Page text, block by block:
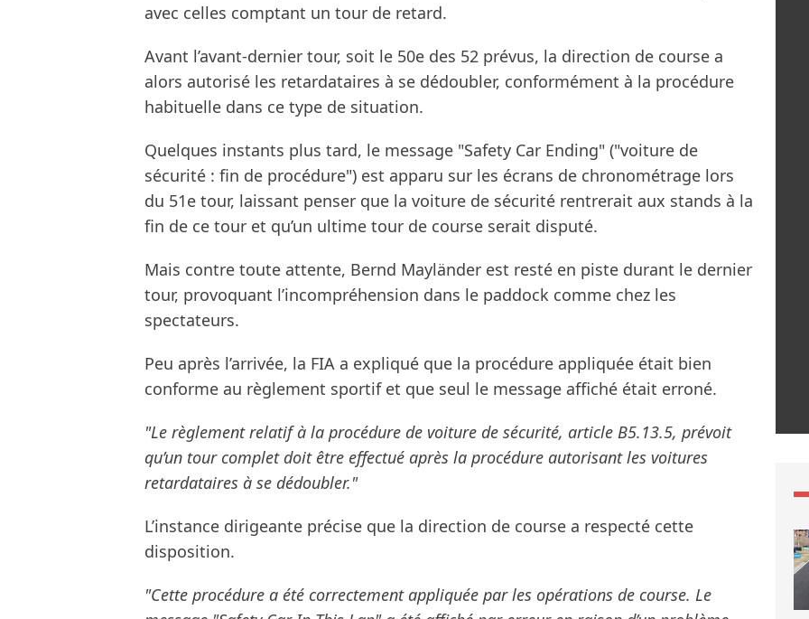
avec celles comptant un tour de retard.
Avant l’avant-dernier tour, soit le 50e des 52 prévus, la direction de course a
alors autorisé les retardataires à se dédoubler, conformément à la procédure
habituelle dans ce type de situation.
Quelques instants plus tard, le message "Safety Car Ending" ("voiture de
sécurité : fin de procédure") est apparu sur les écrans de chronométrage lors
du 51e tour, laissant penser que la voiture de sécurité rentrerait aux stands à la
fin de ce tour et qu’un ultime tour de course serait disputé.
Mais contre toute attente, Bernd Mayländer est resté en piste durant le dernier
tour, provoquant l’incompréhension dans le paddock comme chez les
spectateurs.
Peu après l’arrivée, la FIA a expliqué que la procédure appliquée était bien
conforme au règlement sportif et que seul le message affiché était erroné.
"Le règlement relatif à la procédure de voiture de sécurité, article B5.13.5, prévoit
qu’un tour complet doit être effectué après la procédure autorisant les voitures
retardataires à se dédoubler."
L’instance dirigeante précise que la direction de course a respecté cette
disposition.
"Cette procédure a été correctement appliquée par les opérations de course. Le